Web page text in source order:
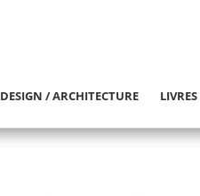
DESIGN / ARCHITECTURE LIVRES